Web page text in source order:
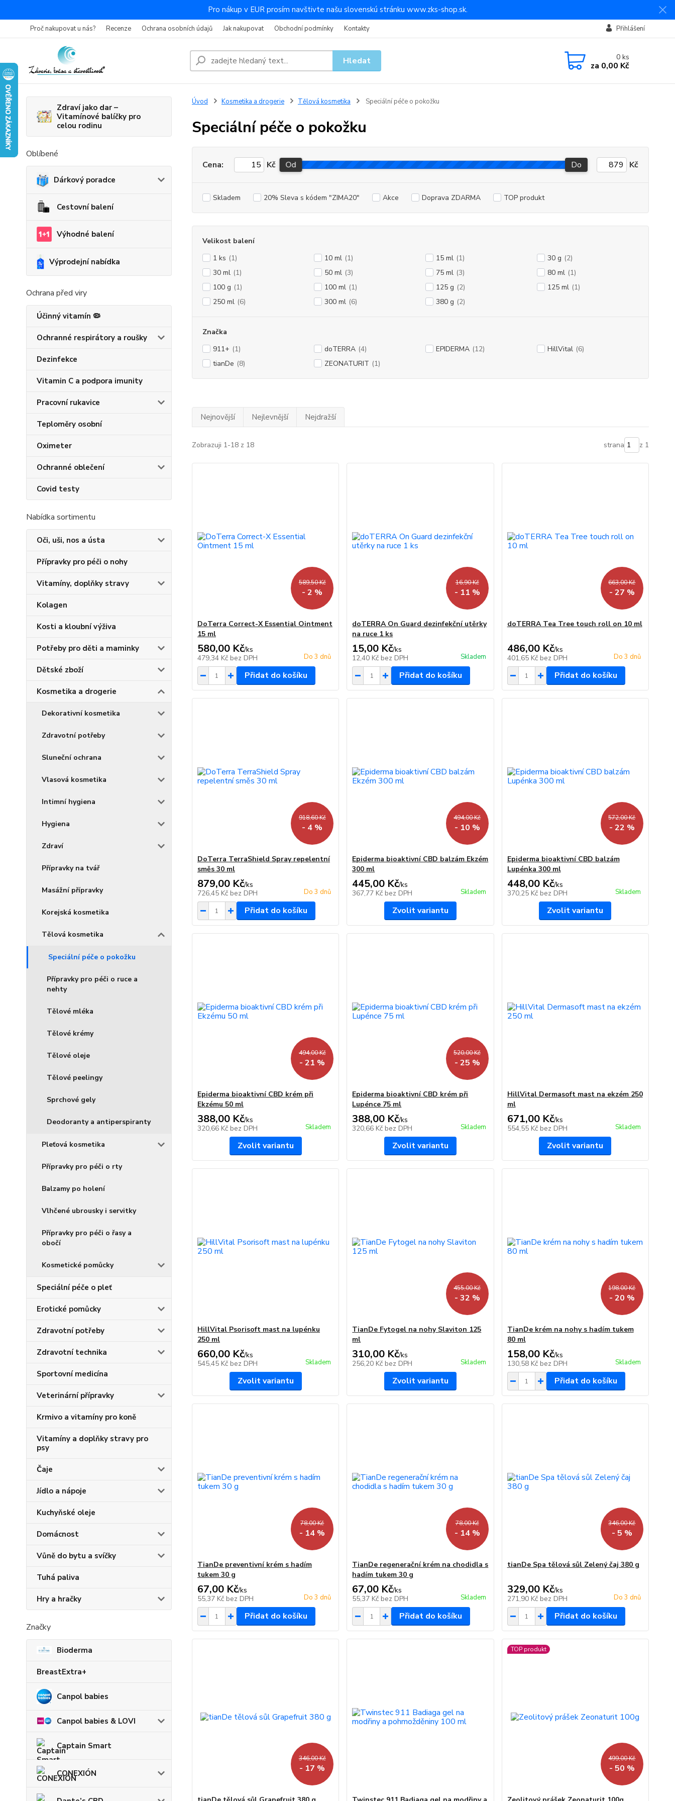
Pro nákup v EUR prosím navštivte našu slovenskú stránku www.zks-shop.sk.
Proč nakupovat u nás? Recenze Ochrana osobních údajů Jak nakupovat Obchodní podmínky Kontakty Přihlášení
Hledat 0ks
za 0,00 Kč
Zdraví jako dar –
Vitamínové balíčky pro
celou rodinu
Oblíbené
Dárkový poradce
Cestovní balení
Výhodné balení
Výprodejní nabídka
Ochrana před viry
Účinný vitamín 🦠
Ochranné respirátory a roušky
Dezinfekce
Vitamin C a podpora imunity
Pracovní rukavice
Teploměry osobní
Oximeter
Ochranné oblečení
Covid testy
Nabídka sortimentu
Oči, uši, nos a ústa
Přípravky pro péči o nohy
Vitamíny, doplňky stravy
Kolagen
Kosti a kloubní výživa
Potřeby pro děti a maminky
Dětské zboží
Kosmetika a drogerie
Dekorativní kosmetika
Zdravotní potřeby
Sluneční ochrana
Vlasová kosmetika
Intimní hygiena
Hygiena
Zdraví
Přípravky na tvář
Masážní přípravky
Korejská kosmetika
Tělová kosmetika
Speciální péče o pokožku
Přípravky pro péči o ruce a
nehty
Tělové mléka
Tělové krémy
Tělové oleje
Tělové peelingy
Sprchové gely
Deodoranty a antiperspiranty
Pleťová kosmetika
Přípravky pro péči o rty
Balzamy po holení
Vlhčené ubrousky i servitky
Přípravky pro péči o řasy a
obočí
Kosmetické pomůcky
Speciální péče o pleť
Erotické pomůcky
Zdravotní potřeby
Zdravotní technika
Sportovní medicína
Veterinární přípravky
Krmivo a vitamíny pro koně
Vitamíny a doplňky stravy pro
psy
Čaje
Jídlo a nápoje
Kuchyňské oleje
Domácnost
Vůně do bytu a svíčky
Tuhá paliva
Hry a hračky
Značky
Bioderma
BreastExtra+
Canpol babies
Canpol babies & LOVI
Captain Smart
CONEXIÓN
Úvod Kosmetika a drogerie Tělová kosmetika Speciální péče o pokožku
Speciální péče o pokožku
Cena: Kč Od Do Kč
Skladem 20% Sleva s kódem "ZIMA20" Akce Doprava ZDARMA TOP produkt
Velikost balení
1 ks (1) 10 ml (1) 15 ml (1) 30 g (2)
30 ml (1) 50 ml (3) 75 ml (3) 80 ml (1)
100 g (1) 100 ml (1) 125 g (2) 125 ml (1)
250 ml (6) 300 ml (6) 380 g (2)
Značka
911+ (1) doTERRA (4) EPIDERMA (12) HillVital (6)
tianDe (8) ZEONATURIT (1)
Nejnovější Nejlevnější Nejdražší
Zobrazuji 1-18 z 18 strana z 1
589,50 Kč
- 2 %
DoTerra Correct-X Essential Ointment
15 ml
580,00 Kč/ks
479,34 Kč bez DPH Do 3 dnů
Přidat do košíku
16,90 Kč
- 11 %
doTERRA On Guard dezinfekční utěrky
na ruce 1 ks
15,00 Kč/ks
12,40 Kč bez DPH Skladem
Přidat do košíku
663,00 Kč
- 27 %
doTERRA Tea Tree touch roll on 10 ml
486,00 Kč/ks
401,65 Kč bez DPH Do 3 dnů
Přidat do košíku
918,60 Kč
- 4 %
DoTerra TerraShield Spray repelentní
směs 30 ml
879,00 Kč/ks
726,45 Kč bez DPH Do 3 dnů
Přidat do košíku
494,00 Kč
- 10 %
Epiderma bioaktivní CBD balzám Ekzém
300 ml
445,00 Kč/ks
367,77 Kč bez DPH Skladem
Zvolit variantu
572,00 Kč
- 22 %
Epiderma bioaktivní CBD balzám
Lupénka 300 ml
448,00 Kč/ks
370,25 Kč bez DPH Skladem
Zvolit variantu
494,00 Kč
- 21 %
Epiderma bioaktivní CBD krém při
Ekzému 50 ml
388,00 Kč/ks
320,66 Kč bez DPH Skladem
Zvolit variantu
520,00 Kč
- 25 %
Epiderma bioaktivní CBD krém při
Lupénce 75 ml
388,00 Kč/ks
320,66 Kč bez DPH Skladem
Zvolit variantu
HillVital Dermasoft mast na ekzém 250
ml
671,00 Kč/ks
554,55 Kč bez DPH Skladem
Zvolit variantu
HillVital Psorisoft mast na lupénku
250 ml
660,00 Kč/ks
545,45 Kč bez DPH Skladem
Zvolit variantu
455,00 Kč
- 32 %
TianDe Fytogel na nohy Slaviton 125
ml
310,00 Kč/ks
256,20 Kč bez DPH Skladem
Zvolit variantu
198,00 Kč
- 20 %
TianDe krém na nohy s hadím tukem
80 ml
158,00 Kč/ks
130,58 Kč bez DPH Skladem
Přidat do košíku
78,00 Kč
- 14 %
TianDe preventivní krém s hadím
tukem 30 g
67,00 Kč/ks
55,37 Kč bez DPH Do 3 dnů
Přidat do košíku
78,00 Kč
- 14 %
TianDe regenerační krém na chodidla s
hadím tukem 30 g
67,00 Kč/ks
55,37 Kč bez DPH Skladem
Přidat do košíku
346,00 Kč
- 5 %
tianDe Spa tělová sůl Zelený čaj 380 g
329,00 Kč/ks
271,90 Kč bez DPH Do 3 dnů
Přidat do košíku
346,00 Kč
- 17 %
TOP produkt
499,00 Kč
- 50 %